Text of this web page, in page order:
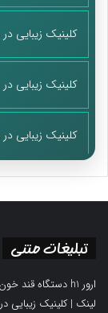
کلینیک زیبایی در
کلینیک زیبایی در
کلینیک زیبایی در
تبلیغات متنی
ارور h1 دستگاه قند خون
لینک |کلینیک زیبایی